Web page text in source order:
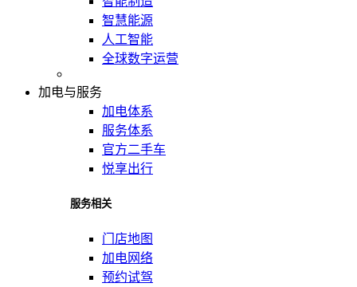
智慧能源
人工智能
全球数字运营
加电与服务
加电体系
服务体系
官方二手车
悦享出行
服务相关
门店地图
加电网络
预约试驾